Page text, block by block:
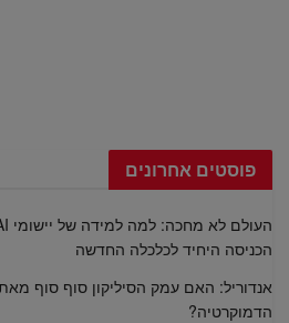
פוסטים אחרונים
הכניסה היחיד לכלכלה החדשה
אנדוריל: האם עמק הסיליקון סוף סוף
הדמוקרטיה?